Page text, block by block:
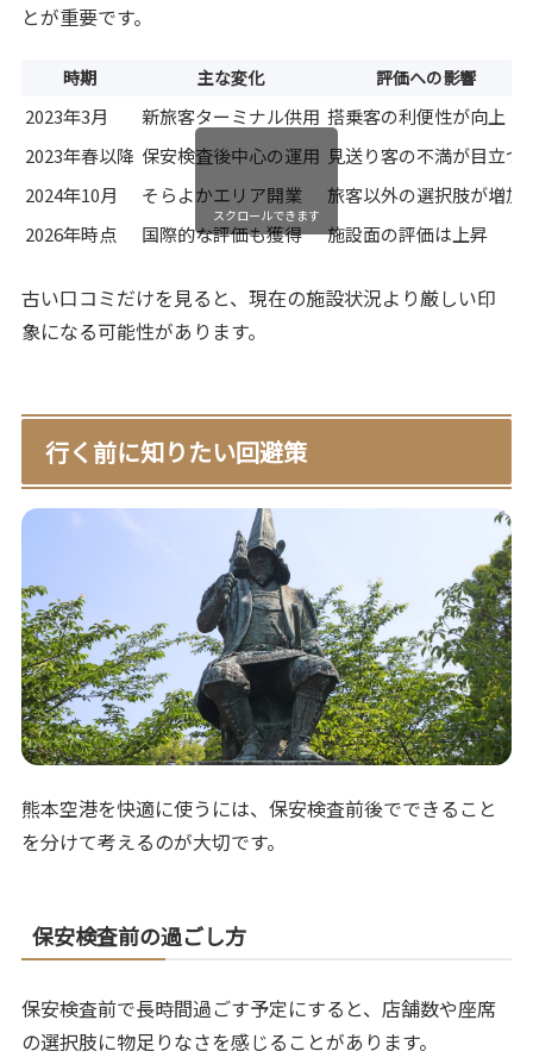
とが重要です。
時期 主な変化 評価への影響
2023年3月 新旅客ターミナル供用 搭乗客の利便性が向上
2023年春以降 保安検査後中心の運用 見送り客の不満が目立つ
2024年10月
そらよかエリア開業
旅客以外の選択肢が増加
2026年時点
国際的な評価も獲得 施設面の評価は上昇
スクロールできます
古い口コミだけを見ると、現在の施設状況より厳しい印
象になる可能性があります。
行く前に知りたい回避策
熊本空港を快適に使うには、保安検査前後でできること
を分けて考えるのが大切です。
保安検査前の過ごし方
保安検査前で長時間過ごす予定にすると、店舗数や座席
の選択肢に物足りなさを感じることがあります。